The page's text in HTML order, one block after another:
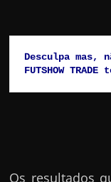
Desculpa mas,
FUTSHOW
Os resultados